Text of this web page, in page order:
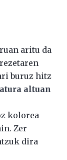
aritu da
buruz hitz
altuan
kolorea
Zer
dira